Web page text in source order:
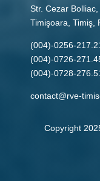
Str. Cezar Bolliac,
Timişoara, Timiş,
(004)-0256-
(004)-0726-
(004)-0728-
contact@rve-
Copyright